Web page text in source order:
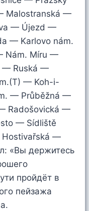
Malostranská —
— Újezd —
— Karlovo nám.
Nám. Míru —
— Ruská —
— Koh-i-
— Průběžná —
Radošovická —
— Sídliště
—
«Вы держитесь
пройдёт в
пейзажа